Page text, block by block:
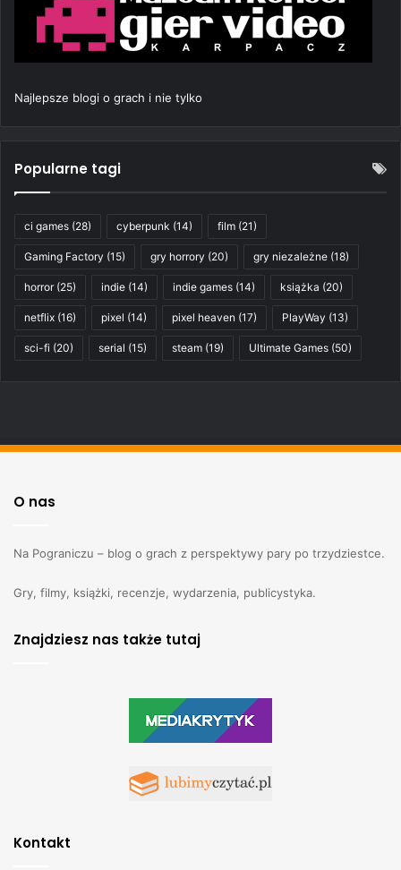
Najlepsze blogi o grach i nie tylko
Popularne tagi
ci games (28) cyberpunk (14) film (21)
Gaming Factory (15) gry horrory (20) gry niezależne (18)
horror(25) indie (14) indie games (14) książka (20)
netflix (16) pixel (14) pixel heaven (17) PlayWay (13)
sci-fi (20) serial (15) steam (19) Ultimate Games (50)
O nas
Na Pograniczu – blog o grach z perspektywy pary po trzydziestce.
Gry, filmy, książki, recenzje, wydarzenia, publicystyka.
Znajdziesz nas także tutaj
Kontakt